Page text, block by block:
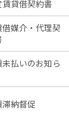
賃貸借契約書
借媒介・代理契
払いのお知ら
納督促